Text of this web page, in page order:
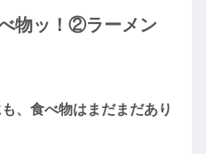
物ッ！②ラーメン
、食べ物はまだまだあり